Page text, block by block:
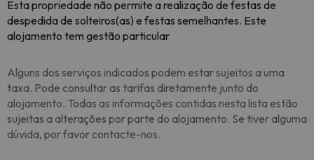
Esta propriedade não permite a realização de festas de
despedida de solteiros(as) e festas semelhantes. Este
alojamento tem gestão particular
Alguns dos serviços indicados podem estar sujeitos a uma
taxa. Pode consultar as tarifas diretamente junto do
alojamento. Todas as informações contidas nesta lista estão
sujeitas a alterações por parte do alojamento. Se tiver alguma
dúvida, por favor contacte-nos.